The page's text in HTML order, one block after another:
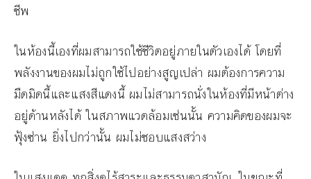
ชีพ
ในห้องนี้เองที่ผมสามารถใช้ชีวิตอยู่ภายในตัวเองได้ โดยที่
พลังงานของผมไม่ถูกใช้ไปอย่างสูญเปล่า ผมต้องการความ
มืดมิดนี้และแสงสีแดงนี้ ผมไม่สามารถนั่งในห้องที่มีหน้าต่าง
อยู่ด้านหลังได้ ในสภาพแวดล้อมเช่นนั้น ความคิดของผมจะ
ฟุ้งซ่าน ยิ่งไปกว่านั้น ผมไม่ชอบแสงสว่าง